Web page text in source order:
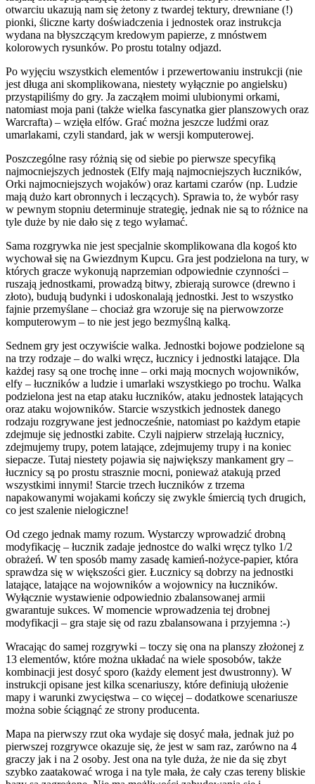
otwarciu ukazują nam się żetony z twardej tektury, drewniane (!)
pionki, śliczne karty doświadczenia i jednostek oraz instrukcja
wydana na błyszczącym kredowym papierze, z mnóstwem
kolorowych rysunków. Po prostu totalny odjazd.
Po wyjęciu wszystkich elementów i przewertowaniu instrukcji (nie
jest długa ani skomplikowana, niestety wyłącznie po angielsku)
przystąpiliśmy do gry. Ja zacząłem moimi ulubionymi orkami,
natomiast moja pani (także wielka fascynatka gier planszowych oraz
Warcrafta) – wzięła elfów. Grać można jeszcze ludźmi oraz
umarlakami, czyli standard, jak w wersji komputerowej.
Poszczególne rasy różnią się od siebie po pierwsze specyfiką
najmocniejszych jednostek (Elfy mają najmocniejszych łuczników,
Orki najmocniejszych wojaków) oraz kartami czarów (np. Ludzie
mają dużo kart obronnych i leczących). Sprawia to, że wybór rasy
w pewnym stopniu determinuje strategię, jednak nie są to różnice na
tyle duże by nie dało się z tego wyłamać.
Sama rozgrywka nie jest specjalnie skomplikowana dla kogoś kto
wychował się na Gwiezdnym Kupcu. Gra jest podzielona na tury, w
których gracze wykonują naprzemian odpowiednie czynności –
ruszają jednostkami, prowadzą bitwy, zbierają surowce (drewno i
złoto), budują budynki i udoskonalają jednostki. Jest to wszystko
fajnie przemyślane – chociaż gra wzoruje się na pierwowzorze
komputerowym – to nie jest jego bezmyślną kalką.
Sednem gry jest oczywiście walka. Jednostki bojowe podzielone są
na trzy rodzaje – do walki wręcz, łucznicy i jednostki latające. Dla
każdej rasy są one trochę inne – orki mają mocnych wojowników,
elfy – łuczników a ludzie i umarlaki wszystkiego po trochu. Walka
podzielona jest na etap ataku łuczników, ataku jednostek latających
oraz ataku wojowników. Starcie wszystkich jednostek danego
rodzaju rozgrywane jest jednocześnie, natomiast po każdym etapie
zdejmuje się jednostki zabite. Czyli najpierw strzelają łucznicy,
zdejmujemy trupy, potem latające, zdejmujemy trupy i na koniec
siepacze. Tutaj niestety pojawia się największy mankament gry –
łucznicy są po prostu strasznie mocni, ponieważ atakują przed
wszystkimi innymi! Starcie trzech łuczników z trzema
napakowanymi wojakami kończy się zwykle śmiercią tych drugich,
co jest szalenie nielogiczne!
Od czego jednak mamy rozum. Wystarczy wprowadzić drobną
modyfikację – łucznik zadaje jednostce do walki wręcz tylko 1/2
obrażeń. W ten sposób mamy zasadę kamień-nożyce-papier, która
sprawdza się w większości gier. Łucznicy są dobrzy na jednostki
latające, latające na wojowników a wojownicy na łuczników.
Wyłącznie wystawienie odpowiednio zbalansowanej armii
gwarantuje sukces. W momencie wprowadzenia tej drobnej
modyfikacji – gra staje się od razu zbalansowana i przyjemna :-)
Wracając do samej rozgrywki – toczy się ona na planszy złożonej z
13 elementów, które można układać na wiele sposobów, także
kombinacji jest dosyć sporo (każdy element jest dwustronny). W
instrukcji opisane jest kilka scenariuszy, które definiują ułożenie
mapy i warunki zwycięstwa – co więcej – dodatkowe scenariusze
można sobie ściągnąć ze strony producenta.
Mapa na pierwszy rzut oka wydaje się dosyć mała, jednak już po
pierwszej rozgrywce okazuje się, że jest w sam raz, zarówno na 4
graczy jak i na 2 osoby. Jest ona na tyle duża, że nie da się zbyt
szybko zaatakować wroga i na tyle mała, że cały czas tereny bliskie